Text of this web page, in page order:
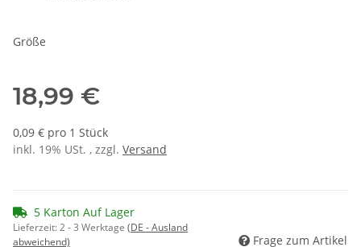
Größe
18,99 €
0,09 € pro 1 Stück
inkl. 19% USt. , zzgl. Versand
5 Karton Auf Lager
Lieferzeit:2 - 3 Werktage (DE - Ausland
abweichend)
Frage zum Artikel